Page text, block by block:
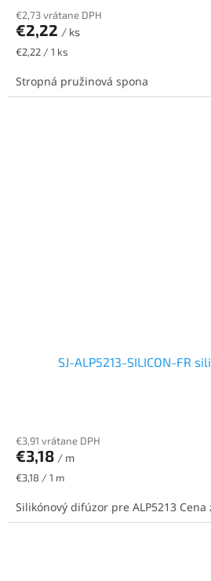
€2,73 vrátane DPH
€2,22 / ks
Jednotková
€2,22 / 1 ks
Stropná pružinová spona
SJ-ALP5213-SILICON-FR
€3,91 vrátane DPH
€3,18 / m
Jednotková
€3,18 / 1 m
Silikónový difúzor pre ALP5213 Cena